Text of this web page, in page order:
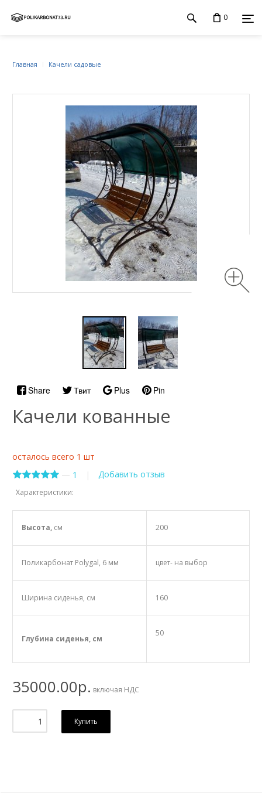
0
Share Твит Plus Pin
Главная Качели садовые
Качели кованные
осталось всего 1 шт
— 1 | Добавить отзыв
Характеристики:
Высота, см 200
Поликарбонат Polygal, 6 мм цвет- на выбор
Ширина сиденья, см 160
Глубина сиденья, см
50
35000.00р. включая НДС
Купить